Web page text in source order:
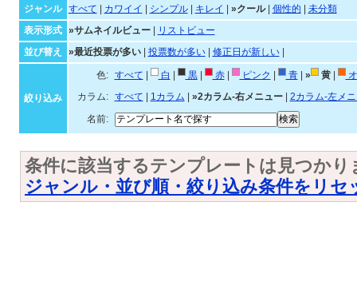
ジャンル すべて カワイイ シンプル| キレイ »クール| 個性的
未分類
表示形式
»サムネイルビュー|
リストビュー
並び替え
»最近投票が多い| 投票数が多い| 修正日が新しい|
絞り込み
色: すべて 白 黒| 赤| ピンク 青| » 黄|
カラム:
すべて 1カラム »2カラム-右メニュー| 2カラム-左メ
名前:
条件に該当するテンプレートは見つかり
ジャンル・並び順・絞り込み条件をリセ